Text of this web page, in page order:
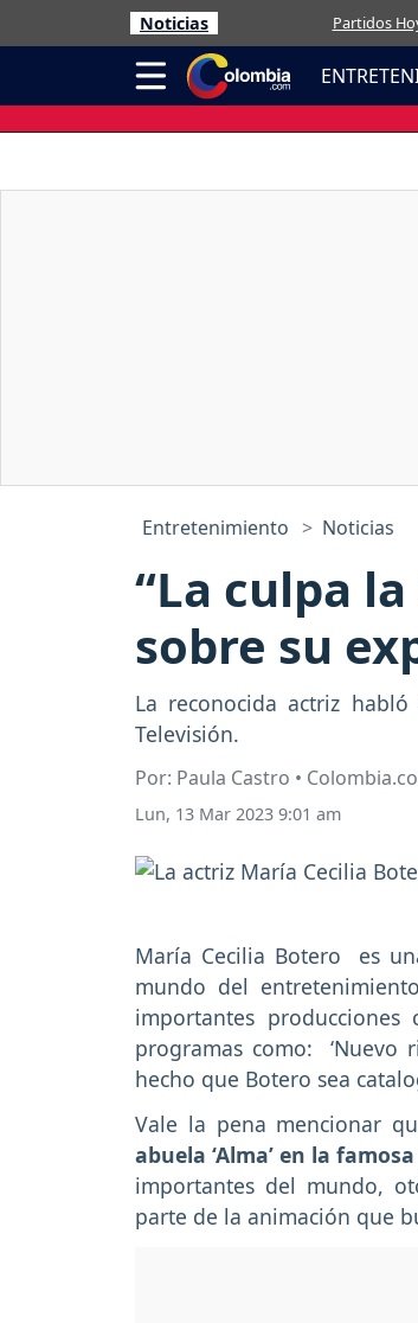
Noticias Partidos
Entretenimiento Noticias
“La culpa
sobre su
La reconocida actriz
Televisión.
Por: Paula Castro •
Lun, 13 Mar 2023 9:01 am
María Cecilia Botero es
mundo del
importantes
programas como: ‘Nuevo
hecho que Botero sea
Vale la pena mencionar
abuela ‘Alma’ en la
importantes del mundo,
parte de la animación que